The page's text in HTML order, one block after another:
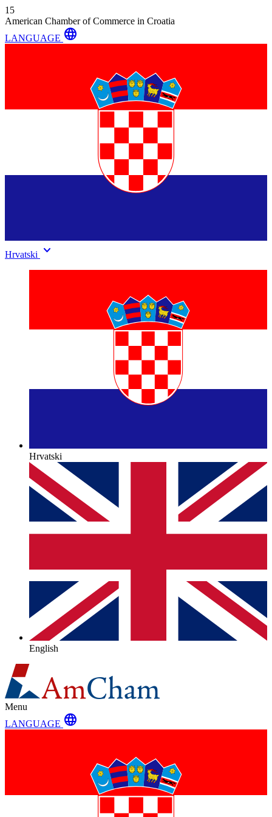
15
American Chamber of Commerce in Croatia
LANGUAGE language
Hrvatski keyboard_arrow_down
Hrvatski
English
Menu
LANGUAGE language